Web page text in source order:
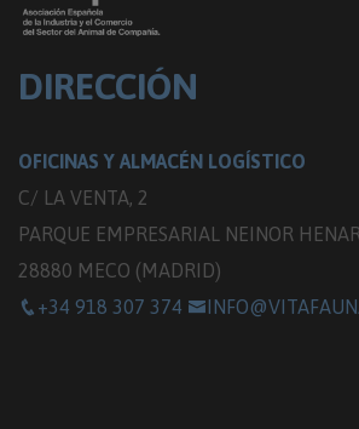
DIRECCIÓN
OFICINAS Y ALMACÉN LOGÍSTICO
C/ LA VENTA, 2
PARQUE EMPRESARIAL NEINOR
28880 MECO (MADRID)
+34 918 307 374